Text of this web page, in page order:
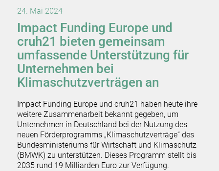
24. Mai 2024
Impact Funding Europe und
cruh21 bieten gemeinsam
umfassende Unterstützung für
Unternehmen bei
Klimaschutzverträgen an
Impact Funding Europe und cruh21 haben heute ihre
weitere Zusammenarbeit bekannt gegeben, um
Unternehmen in Deutschland bei der Nutzung des
neuen Förderprogramms „Klimaschutzverträge“ des
Bundesministeriums für Wirtschaft und Klimaschutz
(BMWK) zu unterstützen. Dieses Programm stellt bis
2035 rund 19 Milliarden Euro zur Verfügung.